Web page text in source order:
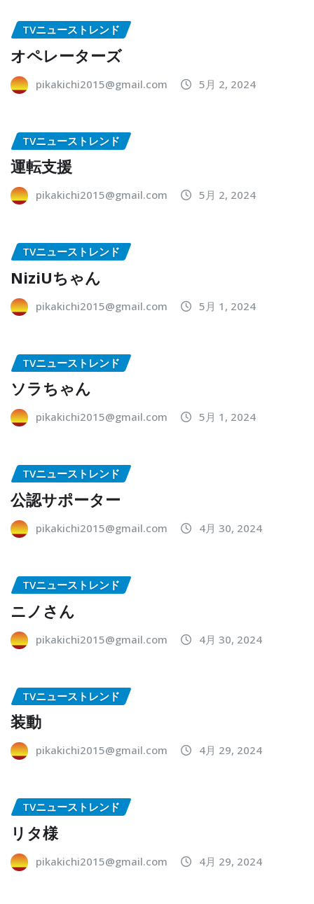
TVニューストレンド
オペレーターズ
pikakichi2015@gmail.com 5月 2, 2024
TVニューストレンド
運転支援
pikakichi2015@gmail.com 5月 2, 2024
TVニューストレンド
NiziUちゃん
pikakichi2015@gmail.com 5月 1, 2024
TVニューストレンド
ソラちゃん
pikakichi2015@gmail.com 5月 1, 2024
TVニューストレンド
公認サポーター
pikakichi2015@gmail.com 4月 30, 2024
TVニューストレンド
ニノさん
pikakichi2015@gmail.com 4月 30, 2024
TVニューストレンド
装動
pikakichi2015@gmail.com 4月 29, 2024
TVニューストレンド
リタ様
pikakichi2015@gmail.com 4月 29, 2024